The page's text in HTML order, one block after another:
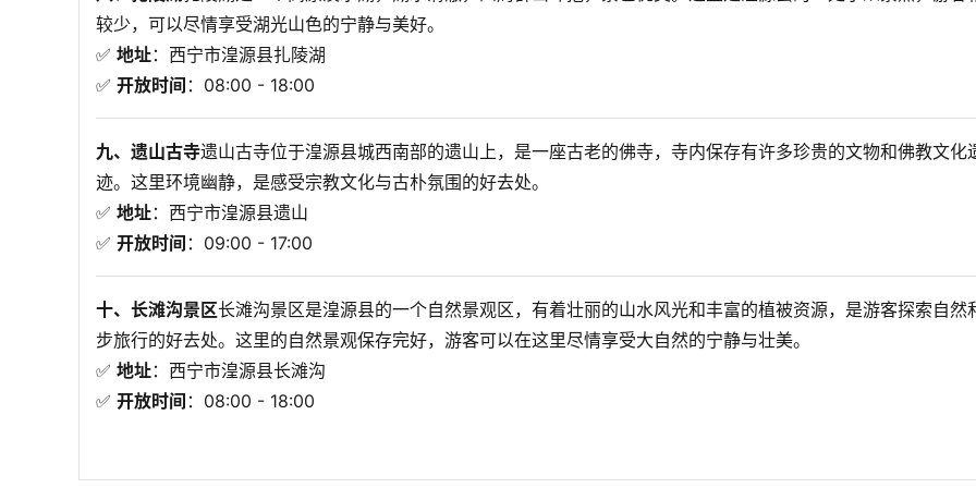
较少，可以尽情享受湖光山色的宁静与美好。
✅ 地址：西宁市湟源县扎陵湖
✅ 开放时间 ：08:00 - 18:00
九、遗山古寺遗山古寺位于湟源县城西南部的遗山上，是一座古老的佛寺，寺内保存有许多珍贵的文物和佛教文化
迹。这里环境幽静，是感受宗教文化与古朴氛围的好去处。
✅ 地址：西宁市湟源县遗山
✅ 开放时间 ：09:00 - 17:00
十、长滩沟景区长滩沟景区是湟源县的一个自然景观区，有着壮丽的山水风光和丰富的植被资源，是游客探索自然
步旅行的好去处。这里的自然景观保存完好，游客可以在这里尽情享受大自然的宁静与壮美。
✅ 地址：西宁市湟源县长滩沟
✅ 开放时间 ：08:00 - 18:00